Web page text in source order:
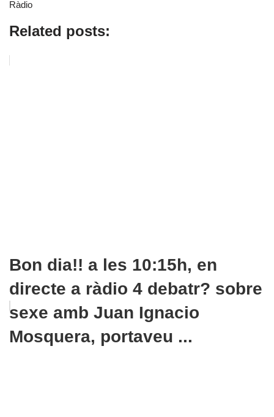
Ràdio
Related posts:
Bon dia!! a les 10:15h, en
directe a ràdio 4 debatr? sobre
sexe amb Juan Ignacio
Mosquera, portaveu ...